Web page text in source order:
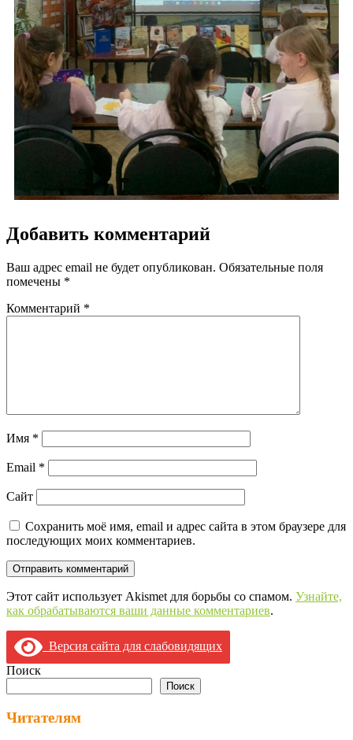
Добавить комментарий
Ваш адрес email не будет опубликован. Обязательные поля
помечены *
Комментарий *
Имя *
Email *
Сайт
Сохранить моё имя, email и адрес сайта в этом браузере для
последующих моих комментариев.
Этот сайт использует Akismet для борьбы со спамом. Узнайте,
как обрабатываются ваши данные комментариев.
Версия сайта для слабовидящих
Поиск
Поиск
Читателям